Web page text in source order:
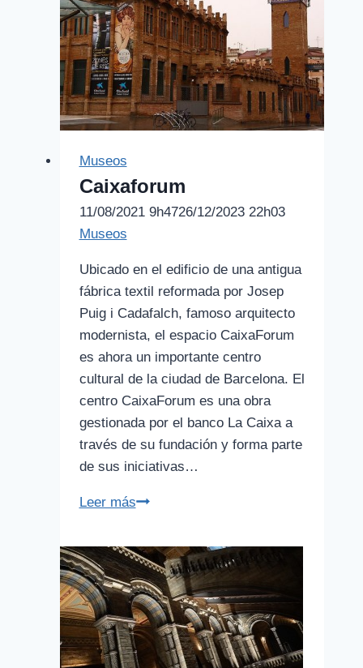
Museos
Caixaforum
11/08/2021 9h4726/12/2023 22h03
Museos
Ubicado en el edificio de una antigua
fábrica textil reformada por Josep
Puig i Cadafalch, famoso arquitecto
modernista, el espacio CaixaForum
es ahora un importante centro
cultural de la ciudad de Barcelona. El
centro CaixaForum es una obra
gestionada por el banco La Caixa a
través de su fundación y forma parte
de sus iniciativas…
Leer másCaixaforum